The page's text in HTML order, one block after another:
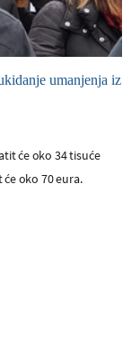
umanjenja iz
će oko 34 tisuće
oko 70 eura.